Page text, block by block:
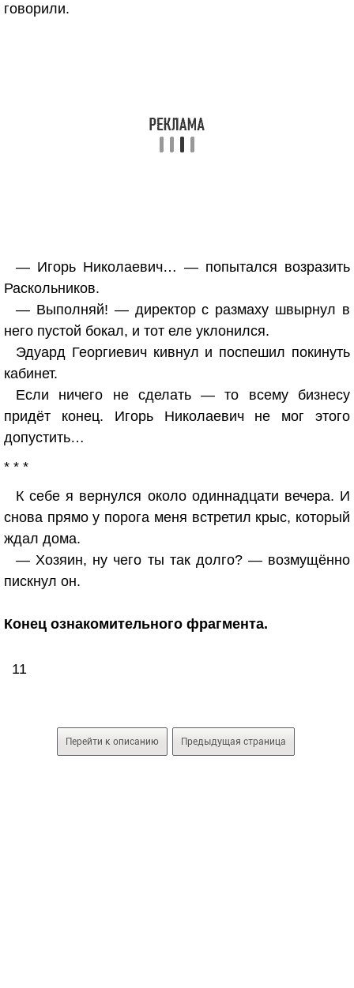
говорили.
— Игорь Николаевич… — попытался возразить
Раскольников.
— Выполняй! — директор с размаху швырнул в
него пустой бокал, и тот еле уклонился.
Эдуард Георгиевич кивнул и поспешил покинуть
кабинет.
Если ничего не сделать — то всему бизнесу
придёт конец. Игорь Николаевич не мог этого
допустить…
* * *
К себе я вернулся около одиннадцати вечера. И
снова прямо у порога меня встретил крыс, который
ждал дома.
— Хозяин, ну чего ты так долго? — возмущённо
пискнул он.
Конец ознакомительного фрагмента.
11
Перейти к описанию Предыдущая страница